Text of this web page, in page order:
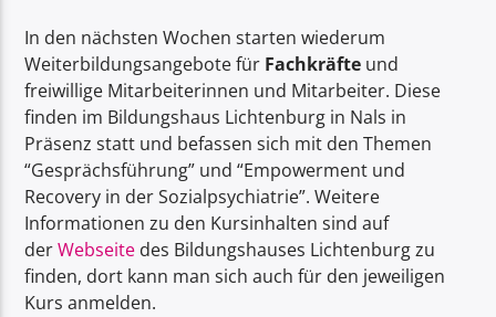
In den nächsten Wochen starten wiederum
Weiterbildungsangebote für Fachkräfte und
freiwillige Mitarbeiterinnen und Mitarbeiter. Diese
finden im Bildungshaus Lichtenburg in Nals in
Präsenz statt und befassen sich mit den Themen
“Gesprächsführung” und “Empowerment und
Recovery in der Sozialpsychiatrie”. Weitere
Informationen zu den Kursinhalten sind auf
derWebseite des Bildungshauses Lichtenburg zu
finden, dort kann man sich auch für den jeweiligen
Kurs anmelden.